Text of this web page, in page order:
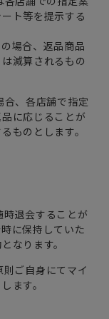
ト等を提示する
場合、返品商品
減算されるもの
合、各店舗で指定
に応じることが
ものとします。
退会することが
に保持していた
なります。
ご自身にてマイ
ます。